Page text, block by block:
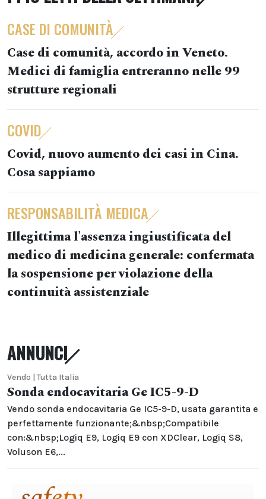
CASE DI COMUNITÀ
Case di comunità, accordo in Veneto.
Medici di famiglia entreranno nelle 99
strutture regionali
COVID
Covid, nuovo aumento dei casi in Cina.
Cosa sappiamo
RESPONSABILITÀ MEDICA
Illegittima l'assenza ingiustificata del
medico di medicina generale: confermata
la sospensione per violazione della
continuità assistenziale
ANNUNCI
Vendo | Tutta Italia
Sonda endocavitaria Ge IC5-9-D
Vendo sonda endocavitaria Ge IC5-9-D, usata garantita e
perfettamente funzionante;&nbsp;Compatibile
con:&nbsp;Logiq E9, Logiq E9 con XDClear, Logiq S8,
Voluson E6,...